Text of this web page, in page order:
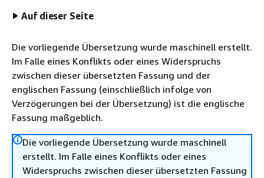
Auf dieser Seite
Die vorliegende Übersetzung wurde maschinell erstellt.
Im Falle eines Konflikts oder eines Widerspruchs
zwischen dieser übersetzten Fassung und der
englischen Fassung (einschließlich infolge von
Verzögerungen bei der Übersetzung) ist die englische
Fassung maßgeblich.
Die vorliegende Übersetzung wurde maschinell
erstellt. Im Falle eines Konflikts oder eines
Widerspruchs zwischen dieser übersetzten Fassung